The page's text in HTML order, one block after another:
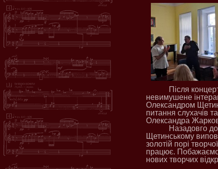
Після
невимушене
Олександром
питання слухачів
Олександра
Назадовго
Щетинському
золотій порі
працює. Побажаємо
нових творчих